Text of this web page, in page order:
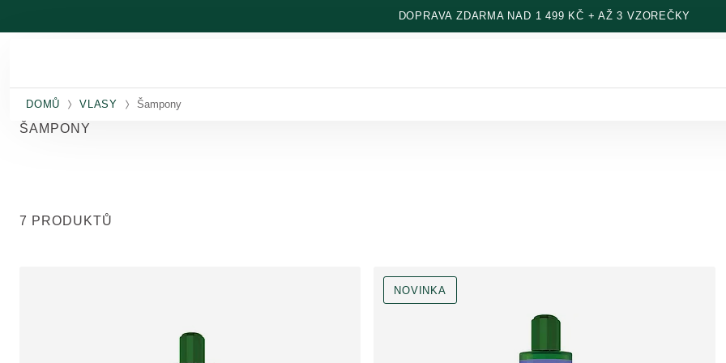
DOPRAVA ZDARMA NAD 1 499 KČ + AŽ 3 VZOREČKY
DOMŮ VLASY Šampony
ŠAMPONY
7 PRODUKTŮ
NOVINKA